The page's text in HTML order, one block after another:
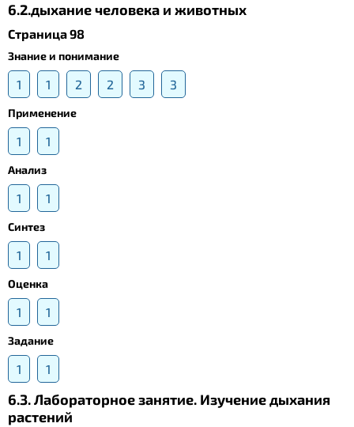
6.2.дыхание человека и животных
Страница 98
Знание и понимание
1 1 2 2 3 3
Применение
1 1
Анализ
1 1
Синтез
1 1
Оценка
1 1
Задание
1 1
6.3. Лабораторное занятие. Изучение дыхания
растений